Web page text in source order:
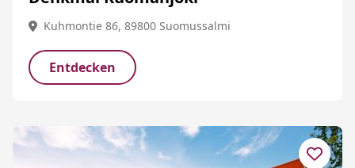
Kuhmontie 86, 89800 Suomussalmi
Entdecken